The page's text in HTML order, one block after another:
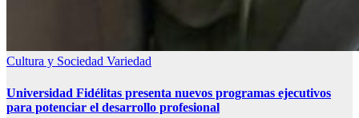
Cultura y Sociedad Variedad
Universidad Fidélitas presenta nuevos programas ejecutivos
para potenciar el desarrollo profesional